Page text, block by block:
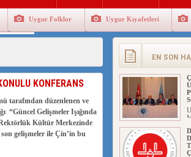
RAHMETLE ANIYORUZ
VE HADSIZ İHTAR
İÇİN KATLİAM AYI DEĞİLDİR !
Uygur Folklor Uygur Kıyafetleri
KONFERANS
tarafından düzenlenen ve
“Güncel Gelişmeler Işığında
Kültür Merkezinde
gelişmeler ile Çin’in bu
EN SON